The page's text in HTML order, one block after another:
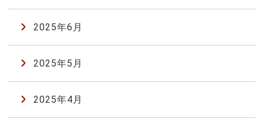
2025年6月
2025年5月
2025年4月